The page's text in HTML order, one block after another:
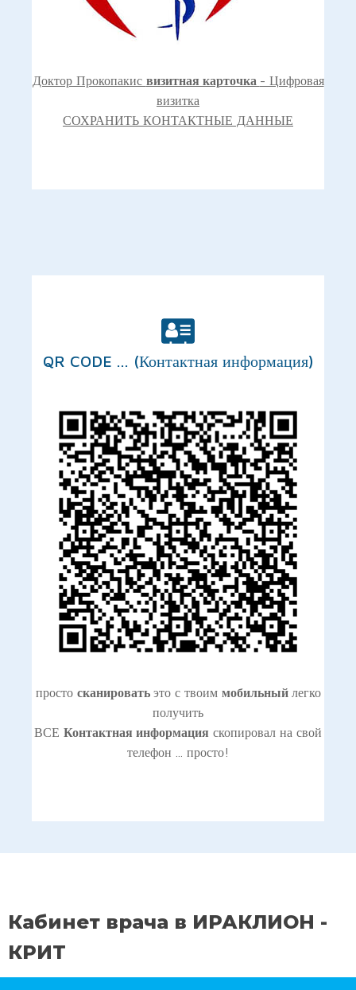
Доктор Прокопакис визитная карточка - Цифровая
визитка
СОХРАНИТЬ КОНТАКТНЫЕ ДАННЫЕ
QR CODE ... (Контактная информация)
просто сканировать это с твоим мобильный легко
получить
ВСЕ Контактная информация скопировал на свой
телефон ... просто!
Кабинет врача в ИРАКЛИОН -
КРИТ